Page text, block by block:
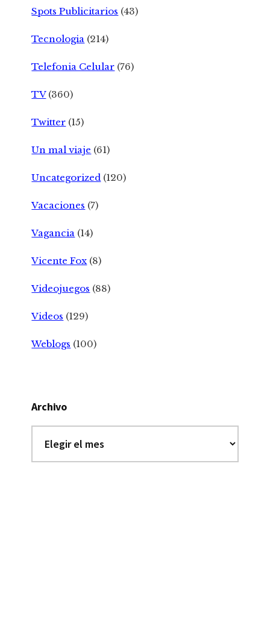
Spots Publicitarios (43)
Tecnologia (214)
Telefonia Celular (76)
TV(360)
Twitter (15)
Un mal viaje (61)
Uncategorized (120)
Vacaciones (7)
Vagancia (14)
Vicente Fox (8)
Videojuegos (88)
Videos (129)
Weblogs (100)
Archivo